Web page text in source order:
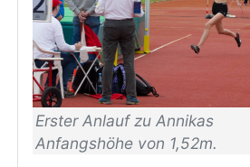
Erster Anlauf zu Annikas
Anfangshöhe von 1,52m.